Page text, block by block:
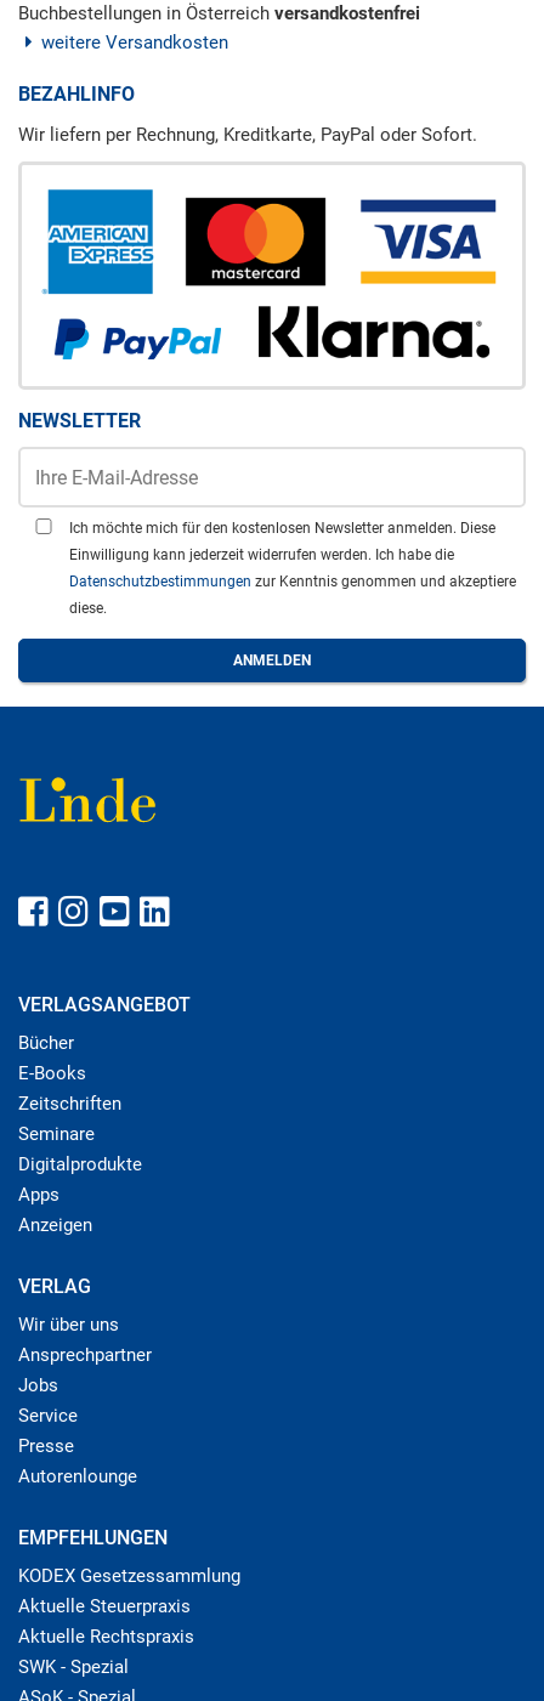
Buchbestellungen in Österreich versandkostenfrei
weitere Versandkosten
BEZAHLINFO
Wir liefern per Rechnung, Kreditkarte, PayPal oder Sofort.
NEWSLETTER
Ich möchte mich für den kostenlosen Newsletter anmelden. Diese
Einwilligung kann jederzeit widerrufen werden. Ich habe die
Datenschutzbestimmungen zur Kenntnis genommen und akzeptiere
diese.
VERLAGSANGEBOT
Bücher
E-Books
Zeitschriften
Seminare
Digitalprodukte
Apps
Anzeigen
VERLAG
Wir über uns
Ansprechpartner
Jobs
Service
Presse
Autorenlounge
EMPFEHLUNGEN
KODEX Gesetzessammlung
Aktuelle Steuerpraxis
Aktuelle Rechtspraxis
SWK - Spezial